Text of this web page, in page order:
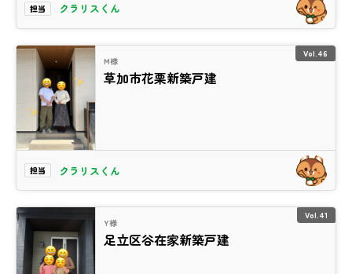
担当 クラリスくん
Vol.46
M様
草加市花栗新築戸建
担当 クラリスくん
Vol.41
Y様
足立区谷在家新築戸建